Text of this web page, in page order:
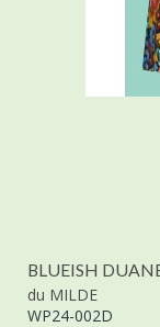
BLUEISH
du MILDE
WP24-002D